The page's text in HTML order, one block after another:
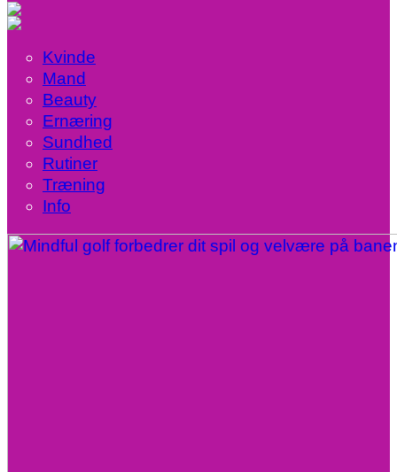
Kvinde
Mand
Beauty
Ernæring
Sundhed
Rutiner
Træning
Info